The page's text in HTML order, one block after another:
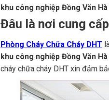
khu công nghiệp Đồng Văn Hà
Đâu là nơi cung
Phòng Cháy Chữa Cháy DHT
khu công nghiệp Đồng Văn Hà
cháy chữa cháy DHT xin đảm